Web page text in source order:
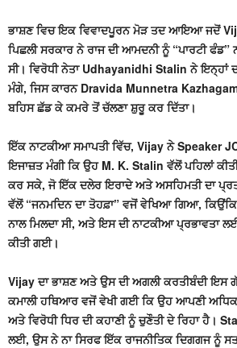
ਭਾਸ਼ਣ ਵਿਚ ਇਕ ਵਿਵਾਦਪੂਰਨ ਮੋੜ ਤਦ ਆਇਆ ਜਦੋਂ
ਪਿਛਲੀ ਸਰਕਾਰ ਨੇ ਰਾਜ ਦੀ ਆਮਦਨੀ ਨੂੰ “ਪਾਰਟੀ ਫੰਡ”
ਸੀ। ਵਿਰੋਧੀ ਨੇਤਾ Udhayanidhi Stalin ਨੇ
ਮੰਗੇ, ਜਿਸ ਕਾਰਨ Dravida Munnetra
ਬਹਿਸ ਛੱਡ ਕੇ ਕਮਰੇ ਤੋਂ ਚੱਲਣਾ ਸ਼ੁਰੂ ਕਰ ਦਿੱਤਾ।
ਇੱਕ ਨਾਟਕੀਆ ਸਮਾਪਤੀ ਵਿੱਚ, Vijay ਨੇ Speaker
ਇਜਾਜ਼ਤ ਮੰਗੀ ਕਿ ਉਹ M. K. Stalin ਵੱਲੋਂ ਪਹਿਲਾਂ
ਕਰ ਸਕੇ, ਜੋ ਇੱਕ ਦਲੇਰ ਇਰਾਦੇ ਅਤੇ ਅਸਹਿਮਤੀ ਦਾ
ਵੱਲੋਂ “ਜਨਮਦਿਨ ਦਾ ਤੋਹਫ਼ਾ” ਵਜੋਂ ਵੇਖਿਆ ਗਿਆ,
ਨਾਲ ਮਿਲਦਾ ਸੀ, ਅਤੇ ਇਸ ਦੀ ਨਾਟਕੀਆ ਪ੍ਰਭਾਵਤਾ
ਕੀਤੀ ਗਈ।
Vijay ਦਾ ਭਾਸ਼ਣ ਅਤੇ ਉਸ ਦੀ ਅਗਲੀ ਕਰਤੀਬੰਦੀ
ਕਮਾਲੀ ਹਥਿਆਰ ਵਜੋਂ ਵੇਖੀ ਗਈ ਕਿ ਉਹ ਆਪਣੀ
ਅਤੇ ਵਿਰੋਧੀ ਧਿਰ ਦੀ ਕਹਾਣੀ ਨੂੰ ਚੁਣੌਤੀ ਦੇ ਰਿਹਾ ਹੈ।
ਲਈ, ਉਸ ਨੇ ਨਾ ਸਿਰਫ ਇੱਕ ਰਾਜਨੀਤਿਕ ਦਿਗਗਜ ਨੂੰ